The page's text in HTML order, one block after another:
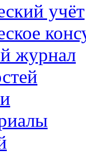
учёт
журнал